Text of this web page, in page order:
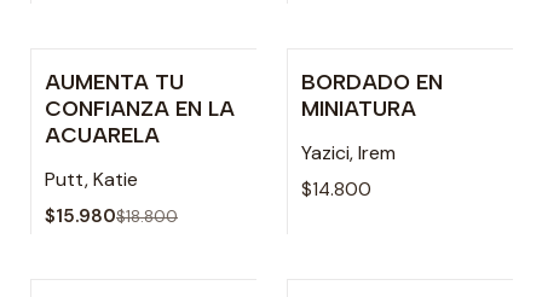
-15% OFF
AUMENTA TU
CONFIANZA EN LA
ACUARELA
Putt, Katie
$15.980$18.800
Agotado
BORDADO EN
MINIATURA
Yazici, Irem
$14.800